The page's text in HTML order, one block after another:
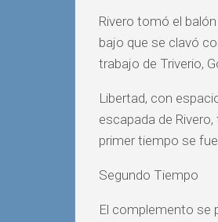
Rivero tomó el
bajo que se clavó
trabajo de Triverio,
Libertad, con
escapada de
primer tiempo se
Segundo Tiempo
El complemento se